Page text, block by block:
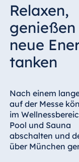
Relaxen,
genießen
neue
tanken
Nach einem
auf der Messe
im
Pool und Sauna
abschalten und
über München